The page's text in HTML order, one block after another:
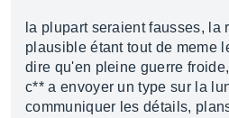
la plupart seraient fausses, la
plausible étant tout de meme
dire qu'en pleine guerre
c** a envoyer un type sur la
communiquer les détails,